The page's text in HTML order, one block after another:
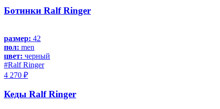
Ботинки Ralf Ringer
размер: 42
пол: men
цвет: черный
#Ralf Ringer
4 270 ₽
Кеды Ralf Ringer